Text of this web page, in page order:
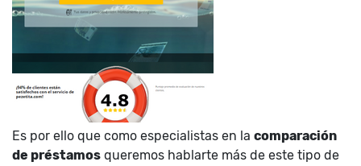
Es por ello que como especialistas en la comparación
de préstamos queremos hablarte más de este tipo de